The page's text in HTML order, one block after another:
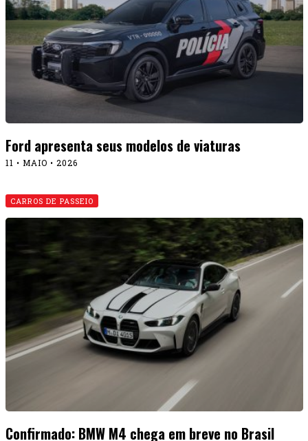
Ford apresenta seus modelos de viaturas
11 • MAIO • 2026
CARROS DE PASSEIO
Confirmado: BMW M4 chega em breve no Brasil